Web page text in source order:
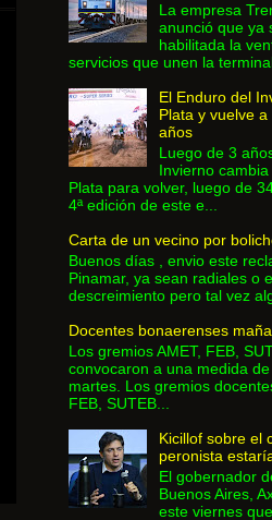
La empresa
anunció que ya
habilitada la
servicios que unen la
El Enduro del
Plata y vuelve
años
Luego de 3
Invierno
Plata para volver, luego de
4ª edición de este e...
Carta de un vecino por
Buenos días , envio este
Pinamar, ya sean radiales o
descreimiento pero tal vez
Docentes bonaerenses
Los gremios AMET, FEB,
convocaron a una medida
martes. Los gremios
FEB, SUTEB...
Kicillof sobre el
peronista
El gobernador
Buenos Aires,
este viernes